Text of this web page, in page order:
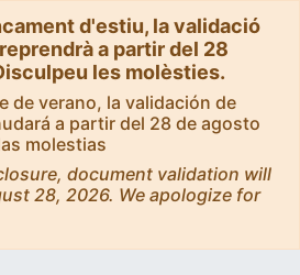
d'estiu, la validació
a partir del 28
les molèsties.
de verano, la validación de
a partir del 28 de agosto
molestias
document validation will
28, 2026. We apologize for